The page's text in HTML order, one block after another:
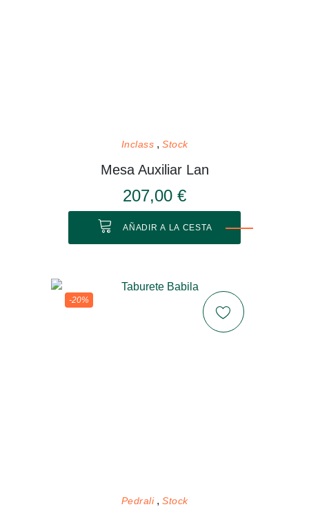
Inclass Stock
Mesa Auxiliar Lan
207,00 €
AÑADIR A LA CESTA
-20%
Pedrali Stock